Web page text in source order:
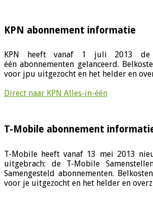
KPN abonnement informatie
KPN heeft vanaf 1 juli 2013 de
één abonnementen gelanceerd.
voor jpu uitgezocht en het helder en
Direct naar KPN Alles-in-één
T-Mobile abonnement
T-Mobile heeft vanaf 13 mei 2013
uitgebrach: de T-Mobile
Samengesteld abonnementen.
voor je uitgezocht en het helder en